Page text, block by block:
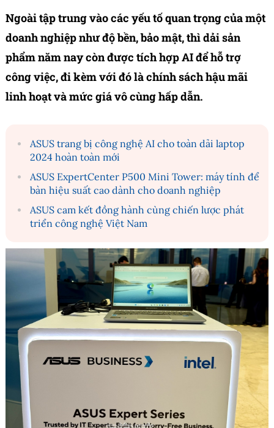
Ngoài tập trung vào các yếu tố quan trọng của một
doanh nghiệp như độ bền, bảo mật, thì dải sản
phẩm năm nay còn được tích hợp AI để hỗ trợ
công việc, đi kèm với đó là chính sách hậu mãi
linh hoạt và mức giá vô cùng hấp dẫn.
ASUS trang bị công nghệ AI cho toàn dải laptop
2024 hoàn toàn mới
ASUS ExpertCenter P500 Mini Tower: máy tính để
bàn hiệu suất cao dành cho doanh nghiệp
ASUS cam kết đồng hành cùng chiến lược phát
triển công nghệ Việt Nam